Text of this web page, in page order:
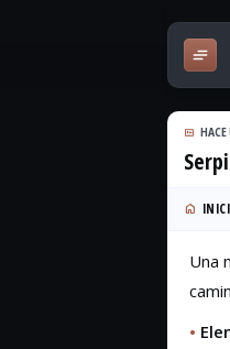
Una
•